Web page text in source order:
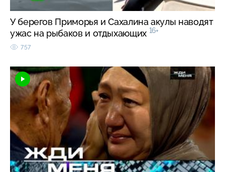
У берегов Приморья и Сахалина акулы наводят
ужас на рыбаков и отдыхающих 16+
757